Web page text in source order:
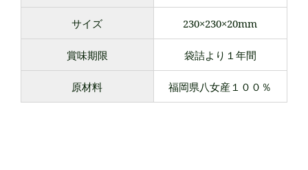
サイズ 230×230×20mm
賞味期限 袋詰より１年間
原材料 福岡県八女産１００％